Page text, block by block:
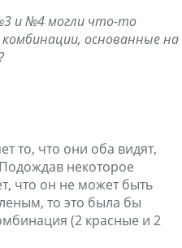
и №4 могли что-то
основанные на
то, что они оба видят,
некоторое
что он не может быть
то это была бы
(2 красные и 2